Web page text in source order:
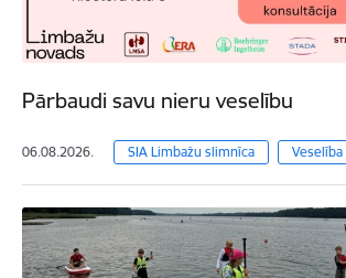
Pārbaudi savu nieru veselību
06.08.2026. SIA Limbažu slimnīca Veselība